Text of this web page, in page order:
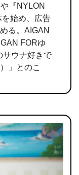
『NYLON
始め、広告
る。AIGAN
FORゆ
サウナ好きで
」とのこ